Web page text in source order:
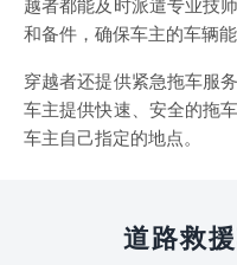
越者都能及时派遣专业技
和备件，确保车主的车辆
穿越者还提供紧急拖车服
车主提供快速、安全的拖
车主自己指定的地点。
道路救